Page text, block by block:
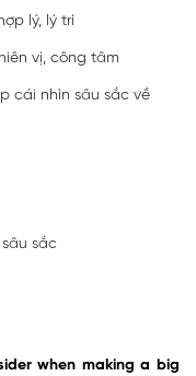
lý, lý trí
vị, công tâm
cái nhìn sâu sắc về
sắc
when making a big